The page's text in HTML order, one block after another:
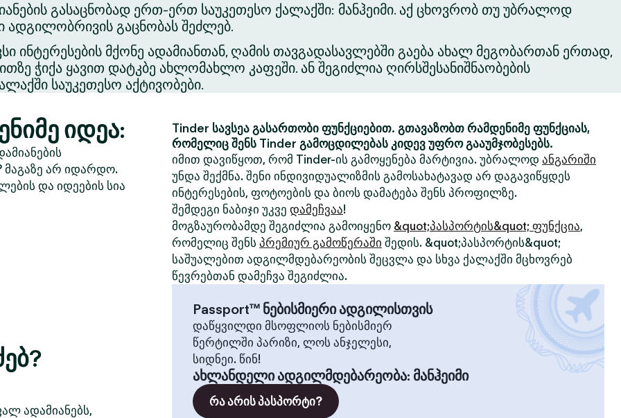
გასაცნობად ერთ-ერთ საუკეთესო ქალაქში: მანჰეიმი. აქ ცხოვრობ თუ უბრალოდ
ადგილობრივის გაცნობას შეძლებ.
ინტერესების მქონე ადამიანთან, ღამის თავგადასავლებში გაება ახალ მეგობართან ერთად,
ჭიქა ყავით დატკბე ახლომახლო კაფეში. ან შეგიძლია ღირსშესანიშნაობების
საუკეთესო აქტივობები.
იდეა:
მაგაზე არ იდარდო.
და იდეების სია
ადამიანებს,
Tinder სავსეა გასართობი ფუნქციებით. გთავაზობთ რამდენიმე ფუნქციას,
რომელიც შენს Tinder გამოცდილებას კიდევ უფრო გააუმჯობესებს.
იმით დავიწყოთ, რომ Tinder-ის გამოყენება მარტივია. უბრალოდ ანგარიში
უნდა შექმნა. შენი ინდივიდუალიზმის გამოსახატავად არ დაგავიწყდეს
ინტერესების, ფოტოების და ბიოს დამატება შენს პროფილზე.
შემდეგი ნაბიჯი უკვე დამეჩვაა!
მოგზაურობამდე შეგიძლია გამოიყენო &quot;პასპორტის&quot; ფუნქცია,
რომელიც შენს პრემიურ გამოწერაში შედის. &quot;პასპორტის&quot;
საშუალებით ადგილმდებარეობის შეცვლა და სხვა ქალაქში მცხოვრებ
წევრებთან დამეჩვა შეგიძლია.
Passport™ ნებისმიერი ადგილისთვის
დაწყვილდი მსოფლიოს ნებისმიერ
წერტილში პარიზი, ლოს ანჯელესი,
სიდნეი. წინ!
ახლანდელი ადგილმდებარეობა: მანჰეიმი
რა არის პასპორტი?